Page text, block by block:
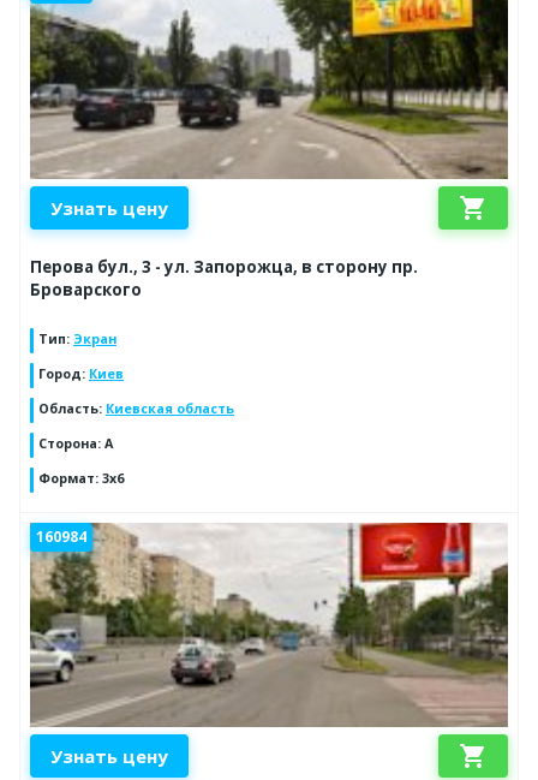
Узнать цену shopping_cart
Перова бул., 3 - ул. Запорожца, в сторону пр.
Броварского
Тип: Экран
Город: Киев
Область: Киевская область
Сторона: A
Формат: 3x6
160984
Узнать цену shopping_cart